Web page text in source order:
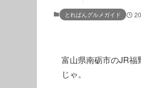
とれぱんグルメガイド
富山県南砺市のJR福
じゃ。